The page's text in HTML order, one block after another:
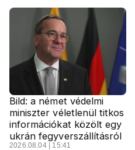
Bild: a német védelmi
miniszter véletlenül titkos
információkat közölt egy
ukrán fegyverszállításról
2026.08.04 | 15:41